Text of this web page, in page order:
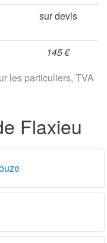
les particuliers, TVA
sur devis
145 €
Flaxieu